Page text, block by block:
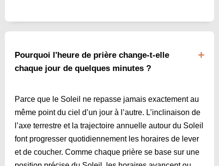
Pourquoi l'heure de prière change-t-elle
chaque jour de quelques minutes ?
Parce que le Soleil ne repasse jamais exactement au
même point du ciel d’un jour à l’autre. L’inclinaison de
l’axe terrestre et la trajectoire annuelle autour du Soleil
font progresser quotidiennement les horaires de lever
et de coucher. Comme chaque prière se base sur une